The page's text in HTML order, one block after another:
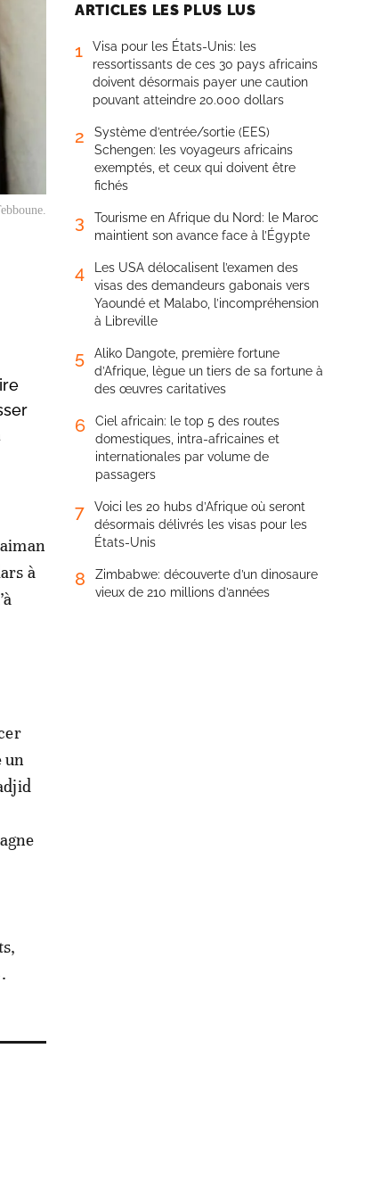
à
un
ARTICLES LES PLUS LUS
1
Visa pour les États-Unis: les
ressortissants de ces 30 pays africains
doivent désormais payer une caution
pouvant atteindre 20.000 dollars
2
Système d’entrée/sortie (EES)
Schengen: les voyageurs africains
exemptés, et ceux qui doivent être
fichés
3
Tourisme en Afrique du Nord: le Maroc
maintient son avance face à l’Égypte
4
Les USA délocalisent l’examen des
visas des demandeurs gabonais vers
Yaoundé et Malabo, l’incompréhension
à Libreville
5
Aliko Dangote, première fortune
d’Afrique, lègue un tiers de sa fortune à
des œuvres caritatives
6
Ciel africain: le top 5 des routes
domestiques, intra-africaines et
internationales par volume de
passagers
7
Voici les 20 hubs d’Afrique où seront
désormais délivrés les visas pour les
États-Unis
8
Zimbabwe: découverte d’un dinosaure
vieux de 210 millions d’années